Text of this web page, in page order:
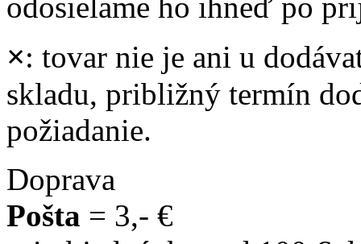
×: tovar nie je ani u
skladu, približný termín
požiadanie.
Doprava
Pošta = 3,- €